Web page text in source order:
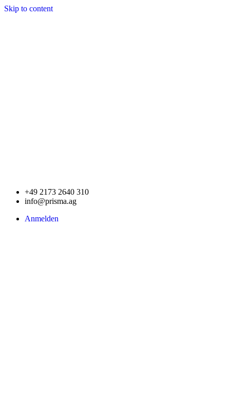
Skip to content
+49 2173 2640 310
info@prisma.ag
Anmelden